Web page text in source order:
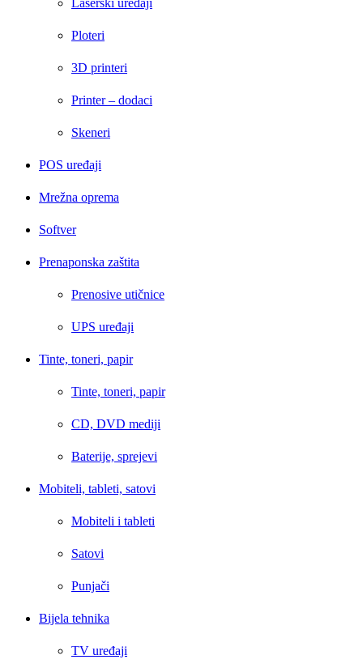
Laserski uređaji
Ploteri
3D printeri
Printer – dodaci
Skeneri
POS uređaji
Mrežna oprema
Softver
Prenaponska zaštita
Prenosive utičnice
UPS uređaji
Tinte, toneri, papir
Tinte, toneri, papir
CD, DVD mediji
Baterije, sprejevi
Mobiteli, tableti, satovi
Mobiteli i tableti
Satovi
Punjači
Bijela tehnika
TV uređaji